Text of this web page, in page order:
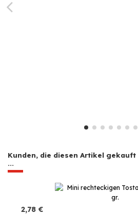
Kunden, die diesen Artikel
...
2,78 €